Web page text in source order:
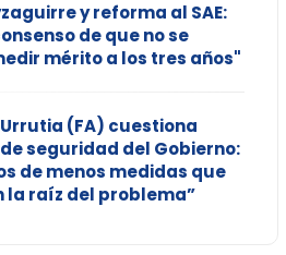
y reforma al SAE:
de que no se
mérito a los tres años"
(FA) cuestiona
seguridad del Gobierno:
de menos medidas que
la raíz del problema”